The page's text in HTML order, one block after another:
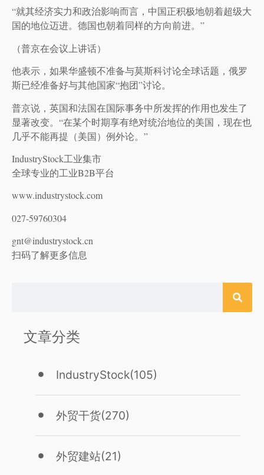
“就其经济实力和政治影响而言，中国正积极地朝着超级大
国的地位迈进。德国也朝着同样的方向前进。”
（普京在会议上讲话）
他表示，如果华盛顿不准备与莫斯科讨论全球话题，俄罗
斯已经准备好与其他国家“抱团”讨论。
普京说，英国和法国在国际事务中所发挥的作用也发生了
显著改变。“在某个时期享有绝对统治地位的美国，现在也
几乎不能再提（美国）例外论。”
IndustryStock工业集市
全球专业的工业B2B平台
www.industrystock.com
027-59760304
gnt@industrystock.cn
扫码了解更多信息
文章分类
IndustryStock(105)
外贸干货(270)
外贸建站(21)